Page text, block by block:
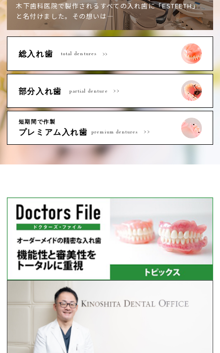
木下歯科医院で製作されるすべての入れ歯に「ESTEETH」
と名付けました。 その想いは―
総入れ歯 total dentures
部分入れ歯 partial denture
短期間で作製
プレミアム入れ歯 premium dentures